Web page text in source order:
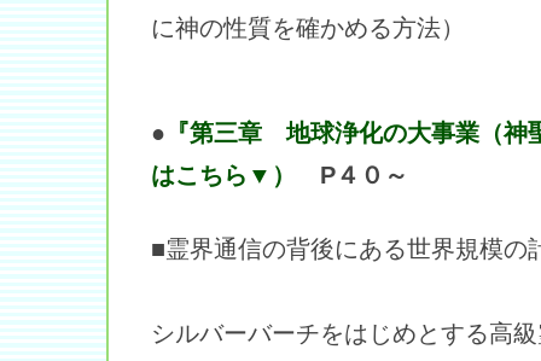
に神の性質を確かめる方法）
● 『第三章 地球浄化の大事業（
はこちら▼）
P４０～
■霊界通信の背後にある世界規模の
シルバーバーチをはじめとする高